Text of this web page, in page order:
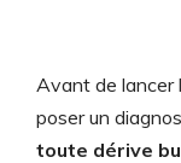
Avant de lancer
poser un
toute dérive